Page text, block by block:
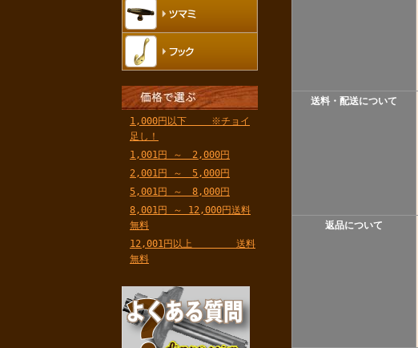
1,000円以下 ※チョイ
足し！
1,001円 ～ 2,000円
2,001円 ～ 5,000円
5,001円 ～ 8,000円
8,001円 ～ 12,000円送料
無料
12,001円以上 送料
無料
送料・配送について
返品について